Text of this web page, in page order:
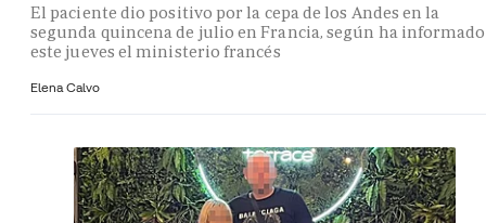
El paciente dio positivo por la cepa de los Andes en la
segunda quincena de julio en Francia, según ha informado
este jueves el ministerio francés
Elena Calvo